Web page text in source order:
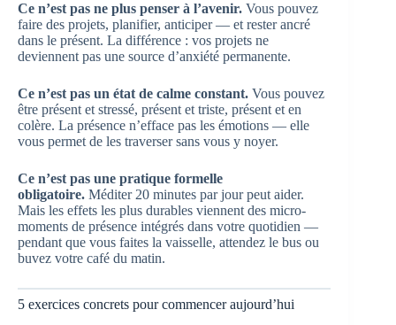
Ce n’est pas ne plus penser à l’avenir. Vous pouvez
faire des projets, planifier, anticiper — et rester ancré
dans le présent. La différence : vos projets ne
deviennent pas une source d’anxiété permanente.
Ce n’est pas un état de calme constant. Vous pouvez
être présent et stressé, présent et triste, présent et en
colère. La présence n’efface pas les émotions — elle
vous permet de les traverser sans vous y noyer.
Ce n’est pas une pratique formelle
obligatoire. Méditer 20 minutes par jour peut aider.
Mais les effets les plus durables viennent des micro-
moments de présence intégrés dans votre quotidien —
pendant que vous faites la vaisselle, attendez le bus ou
buvez votre café du matin.
5 exercices concrets pour commencer aujourd’hui